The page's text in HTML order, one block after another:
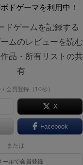
ドゲーマを利用中！
ドゲームを記録する
ムのレビューを読む
品・所有リストの共
有
/ 会員登録（10秒）
X
Facebook
または
ールで会員登録
新着レビュー
報
クス
覧
界コラム
用案内